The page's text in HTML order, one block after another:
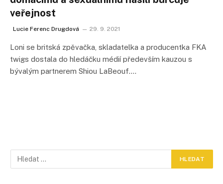
veřejnost
Lucie Ferenc Drugdová 29. 9. 2021
Loni se britská zpěvačka, skladatelka a producentka FKA
twigs dostala do hledáčku médií především kauzou s
bývalým partnerem Shiou LaBeouf.…